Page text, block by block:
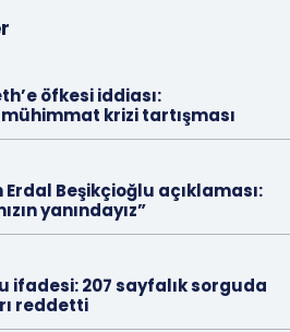
öfkesi iddiası:
krizi tartışması
Beşikçioğlu açıklaması:
yanındayız”
ifadesi: 207 sayfalık sorguda
reddetti